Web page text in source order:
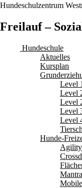
Hundeschulzentrum
Freilauf –
Hundeschule
Aktuelles
Kursplan
Level
Level
Level
Level
Level
Hunde-
Agility